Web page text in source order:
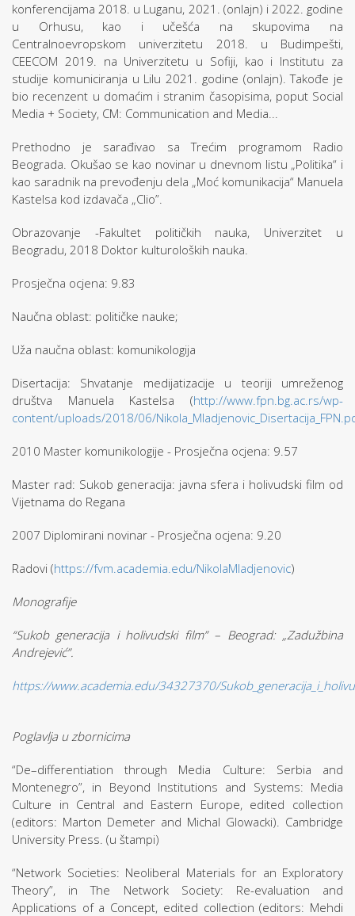
konferencijama 2018. u Luganu, 2021. (onlajn) i 2022. godine
u Orhusu, kao i učešća na skupovima na
Centralnoevropskom univerzitetu 2018. u Budimpešti,
CEECOM 2019. na Univerzitetu u Sofiji, kao i Institutu za
studije komuniciranja u Lilu 2021. godine (onlajn). Takođe je
bio recenzent u domaćim i stranim časopisima, poput Social
Media + Society, CM: Communication and Media...
Prethodno je sarađivao sa Trećim programom Radio
Beograda. Okušao se kao novinar u dnevnom listu „Politika“ i
kao saradnik na prevođenju dela „Moć komunikacija“ Manuela
Kastelsa kod izdavača „Clio”.
Obrazovanje -Fakultet političkih nauka, Univerzitet u
Beogradu, 2018 Doktor kulturoloških nauka.
Prosječna ocjena: 9.83
Naučna oblast: političke nauke;
Uža naučna oblast: komunikologija
Disertacija: Shvatanje medijatizacije u teoriji umreženog
društva Manuela Kastelsa (http://www.fpn.bg.ac.rs/wp-
content/uploads/2018/06/
2010 Master komunikologije - Prosječna ocjena: 9.57
Master rad: Sukob generacija: javna sfera i holivudski film od
Vijetnama do Regana
2007 Diplomirani novinar - Prosječna ocjena: 9.20
Radovi (https://fvm.academia.edu/NikolaMladjenovic)
Monografije
“Sukob generacija i holivudski film” – Beograd: „Zadužbina
Andrejević”.
https://www.academia.edu/34327370/
Poglavlja u zbornicima
“De–differentiation through Media Culture: Serbia and
Montenegro”, in Beyond Institutions and Systems: Media
Culture in Central and Eastern Europe, edited collection
(editors: Marton Demeter and Michal Glowacki). Cambridge
University Press. (u štampi)
“Network Societies: Neoliberal Materials for an Exploratory
Theory”, in The Network Society: Re-evaluation and
Applications of a Concept, edited collection (editors: Mehdi